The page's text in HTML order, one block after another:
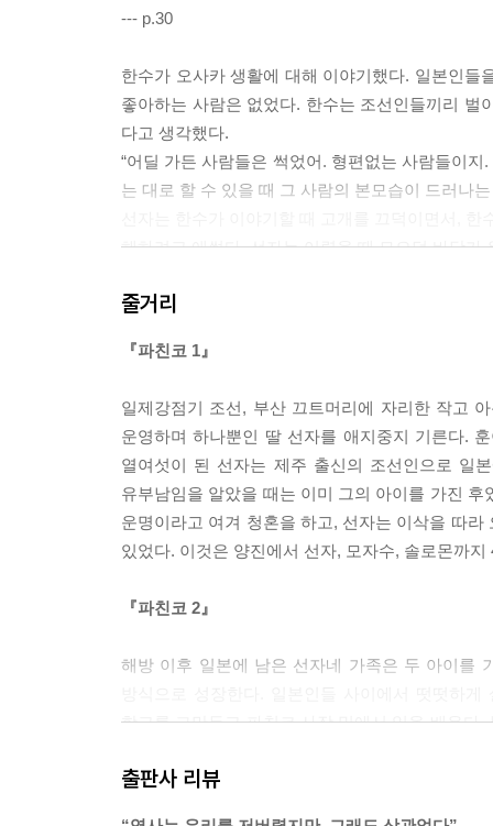
--- p.30
한수가 오사카 생활에 대해 이야기했다. 일본인
좋아하는 사람은 없었다. 한수는 조선인들끼리
다고 생각했다.
“어딜 가든 사람들은 썩었어. 형편없는 사람들이
는 대로 할 수 있을 때 그 사람의 본모습이 드러나는
해하려고 애썼다. 선자는 어렸을 때 모으던 바닷
--- p.74
“팔 쌀이 마이 없십니더.” 조 씨가 거듭 말했다.
돌렸다. (...) 딸들을 먼 곳에서, 조선인들을 가축
긴다는 것은 말도 안 되는 일이었다.
양진은 지폐를 세서 탁자 위 주판 옆 나무 쟁반에
“있으면 작은 걸로 한 봉지 담아주이소. 둘이 배부
양진은 돈 쟁반을 조 씨 쪽으로 밀었다. 그래도 조
꼭 흰쌀밥을 먹이고 싶었다.
스로를 구할 수 있을까? 결코 아닐 것이다. 그렇
--- p.276
줄거리
『파친코 1』
일제강점기 조선, 부산 끄트머리에 자리한 작고
운영하며 하나뿐인 딸 선자를 애지중지 기른다.
열여섯이 된 선자는 제주 출신의 조선인으로 일
유부남임을 알았을 때는 이미 그의 아이를 가진
운명이라고 여겨 청혼을 하고, 선자는 이삭을 따
있었다. 이것은 양진에서 선자, 모자수, 솔로몬까
『파친코 2』
해방 이후 일본에 남은 선자네 가족은 두 아이를
학교를 그만두고 파친코 사장 밑에서 일을 배운다
이야기이다.
출판사 리뷰